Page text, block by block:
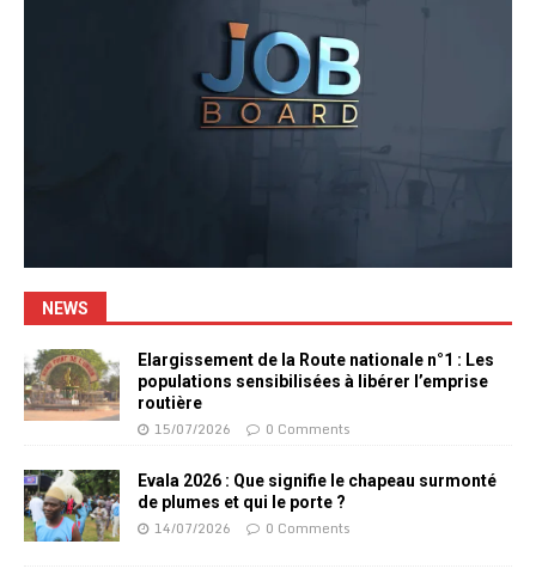
NEWS
Elargissement de la Route nationale n°1 : Les
populations sensibilisées à libérer l’emprise
routière
15/07/2026 0 Comments
Evala 2026 : Que signifie le chapeau surmonté
de plumes et qui le porte ?
14/07/2026 0 Comments